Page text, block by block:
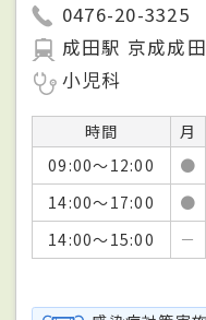
0476-20-3325
成田駅 京成成
小児科
時間 月
09:00～12:00
●
14:00～17:00
●
14:00～15:00
－